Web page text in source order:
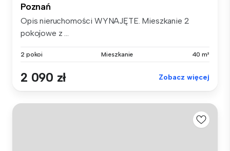
Poznań
Opis nieruchomości WYNAJĘTE. Mieszkanie 2
pokojowe z ...
2 pokoi Mieszkanie 40 m²
2 090 zł Zobacz więcej